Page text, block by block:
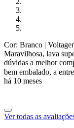
Cor: Branco |
Maravilhosa, lava
dúvidas a melhor
bem embalado, a
há 10 meses
Ver todas as